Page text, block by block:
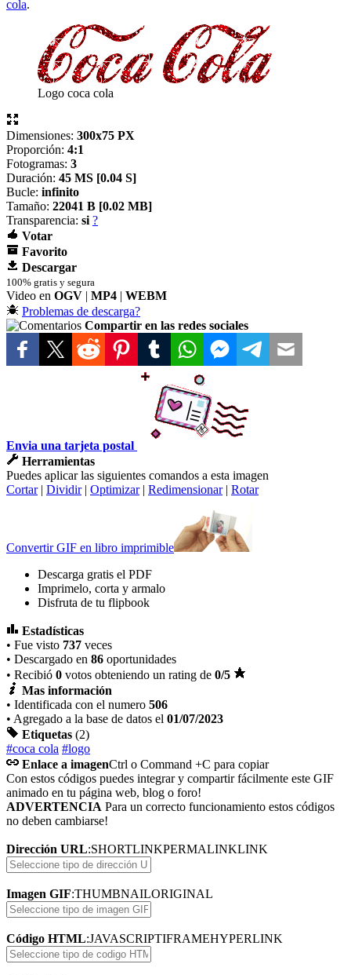
cola.
Logo coca cola
Dimensiones: 300x75 PX
Proporción: 4:1
Fotogramas: 3
Duración: 45 MS [0.04 S]
Bucle: infinito
Tamaño: 22041 B [0.02 MB]
Transparencia: si ?
Votar
Favorito
Descargar
100% gratis y segura
Video en OGV | MP4 | WEBM
Problemas de descarga?
Compartir en las redes sociales
Envia una tarjeta postal
Herramientas
Puedes aplicar las siguientes comandos a esta imagen
Cortar| Dividir| Optimizar| Redimensionar| Rotar
Convertir GIF en libro imprimible
Descarga gratis el PDF
Imprimelo, corta y armalo
Disfruta de tu flipbook
Estadísticas
• Fue visto 737 veces
• Descargado en 86 oportunidades
• Recibió 0 votos obteniendo un rating de 0/5
Mas información
• Identificada con el numero 506
• Agregado a la base de datos el 01/07/2023
Etiquetas (2)
#coca cola #logo
Enlace a imagenCtrl o Command +C para copiar
Con estos códigos puedes integrar y compartir fácilmente este GIF
animado en tu página web, blog o foro!
ADVERTENCIA Para un correcto funcionamiento estos códigos
no deben cambiarse!
Dirección URL:SHORTLINKPERMALINKLINK
Imagen GIF:THUMBNAILORIGINAL
Código HTML:JAVASCRIPTIFRAMEHYPERLINK